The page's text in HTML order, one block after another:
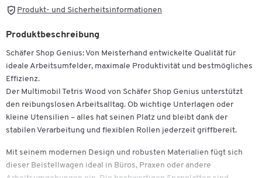
Produkt- und Sicherheitsinformationen
Produktbeschreibung
Schäfer Shop Genius: Von Meisterhand entwickelte Qualität für
ideale Arbeitsumfelder, maximale Produktivität und bestmögliches
Effizienz.
Der Multimobil Tetris Wood von Schäfer Shop Genius unterstützt
den reibungslosen Arbeitsalltag. Ob wichtige Unterlagen oder
kleine Utensilien – alles hat seinen Platz und bleibt dank der
stabilen Verarbeitung und flexiblen Rollen jederzeit griffbereit.
Mit seinem modernen Design und robusten Materialien fügt sich
dieser Beistellwagen ideal in Büros, Praxen oder andere